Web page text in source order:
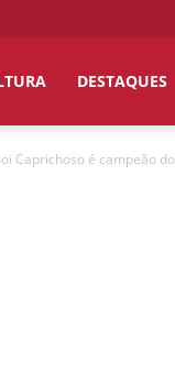
DESTAQUES
Caprichoso é campeão